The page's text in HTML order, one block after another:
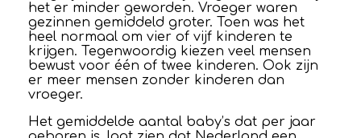
het er minder geworden. Vroeger waren
gezinnen gemiddeld groter. Toen was het
heel normaal om vier of vijf kinderen te
krijgen. Tegenwoordig kiezen veel mensen
bewust voor één of twee kinderen. Ook zijn
er meer mensen zonder kinderen dan
vroeger.
Het gemiddelde aantal baby’s dat per jaar